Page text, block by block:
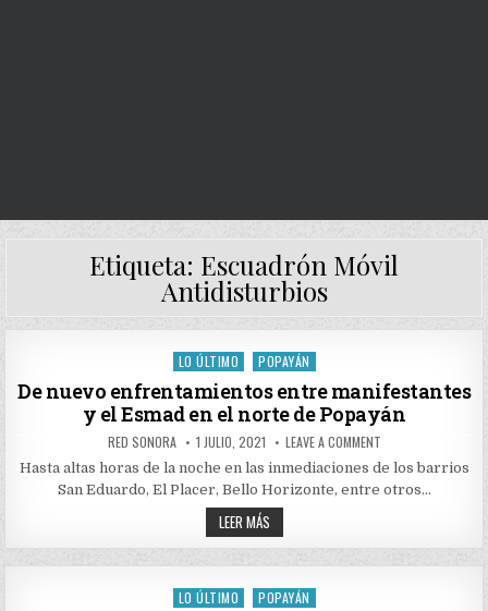
Etiqueta: Escuadrón Móvil
Antidisturbios
Posted
in
LO ÚLTIMO POPAYÁN
De nuevo enfrentamientos entre manifestantes
y el Esmad en el norte de Popayán
AUTHOR:
RED SONORA PUBLISHED
DATE:
1 JULIO, 2021 LEAVE A COMMENTON
NUEVO
ENTRE
ESMAD
EL
Hasta altas horas de la noche en las inmediaciones de los barrios
San Eduardo, El Placer, Bello Horizonte, entre otros…
LEER MÁSDE
NUEVO
ENFRENTAMIENTOS
ENTRE
Y
EL
Posted
LO ÚLTIMO POPAYÁN